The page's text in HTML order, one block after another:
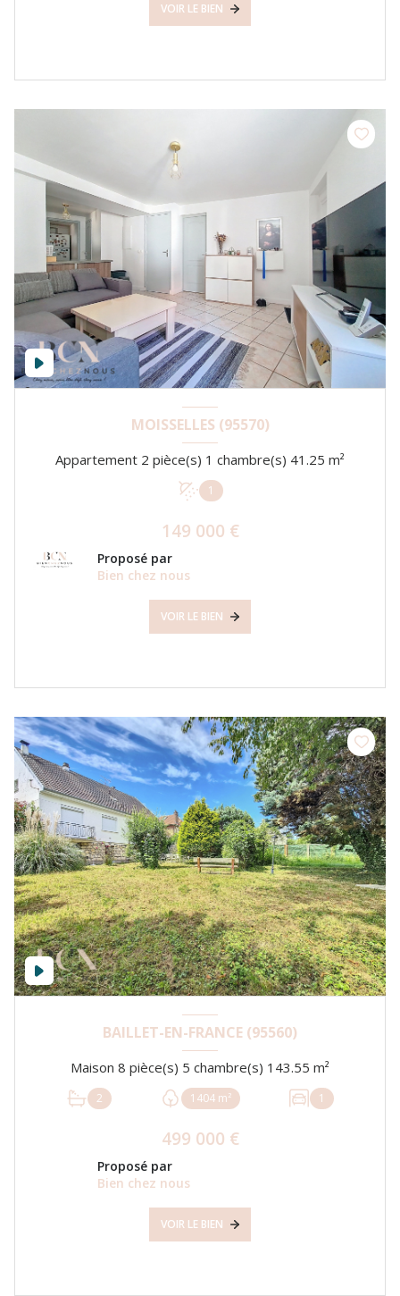
VOIR LE BIEN
MOISSELLES (95570)
Appartement 2 pièce(s) 1 chambre(s) 41.25 m²
1
149 000 €
Proposé par
Bien chez nous
VOIR LE BIEN
BAILLET-EN-FRANCE (95560)
Maison 8 pièce(s) 5 chambre(s) 143.55 m²
2 1404 m² 1
499 000 €
Proposé par
Bien chez nous
VOIR LE BIEN